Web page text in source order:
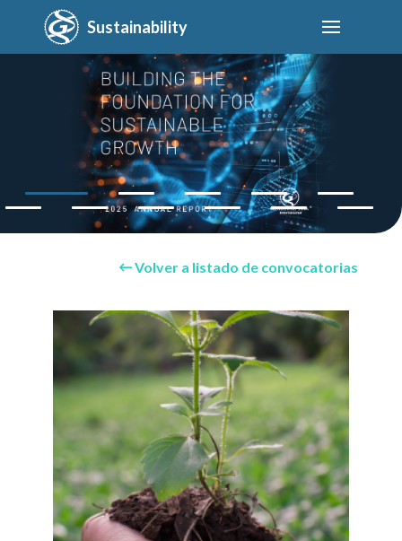
Sustainability
Volver a listado de convocatorias